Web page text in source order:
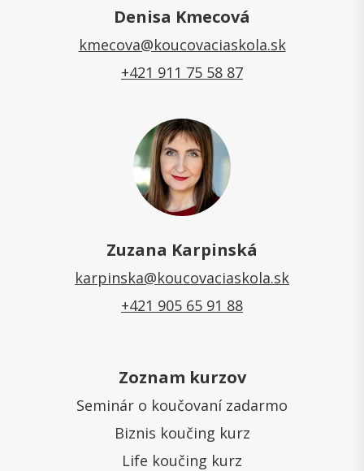
Denisa Kmecová
kmecova@koucovaciaskola.sk
+421 911 75 58 87
Zuzana Karpinská
karpinska@koucovaciaskola.sk
+421 905 65 91 88
Zoznam kurzov
Seminár o koučovaní zadarmo
Biznis koučing kurz
Life koučing kurz